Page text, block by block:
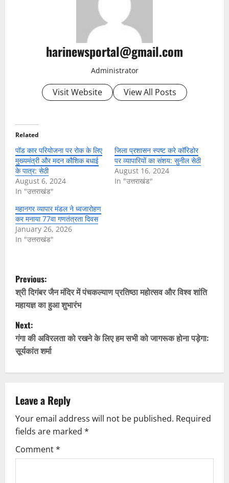
harinewsportal@gmail.com
Administrator
Visit Website View All Posts
Related
पॉड कार परियोजना पर रोक के लिए
मुख्यमंत्री और मदन कौशिक बधाई
के पात्र: सेठी
August 6, 2024
In "उत्तराखंड"
जिला प्रशासन स्पष्ट करे कॉरिडोर
पर व्यापारियों का संशय: सुनील सेठी
August 16, 2024
In "उत्तराखंड"
महानगर व्यापार मंडल ने ध्वजारोहण
कर मनाया 77वा गणतंत्रता दिवस
January 26, 2026
In "उत्तराखंड"
P
o
s
t
n
v
i
g
Previous:
श्री दिगंबर जैन मंदिर में पंचकल्याण प्रतिष्ठा महोत्सव और विश्व शांति
महायज्ञ का हुआ शुभारंभ
Next:
गंगा की अविरलता को रखने के लिए हम सभी को जागरूक होना पड़ेगा:
सूर्यकांत शर्मा
Leave a Reply
Your email address will not be published. Required
fields are marked *
Comment*